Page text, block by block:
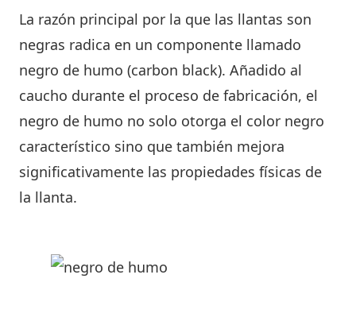
La razón principal por la que las llantas son
negras radica en un componente llamado
negro de humo (carbon black). Añadido al
caucho durante el proceso de fabricación, el
negro de humo no solo otorga el color negro
característico sino que también mejora
significativamente las propiedades físicas de
la llanta.